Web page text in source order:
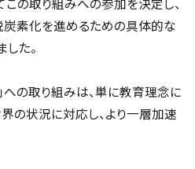
素化を進めるための具体的な
た。
への取り組みは、単に教育理念に
の状況に対応し、より一層加速